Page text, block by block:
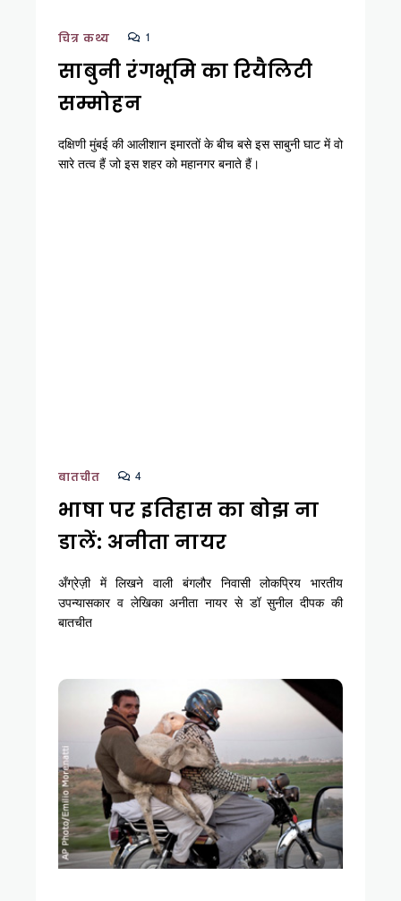
चित्र कथ्य 1
साबुनी रंगभूमि का रियैलिटी
सम्मोहन
दक्षिणी मुंबई की आलीशान इमारतों के बीच बसे इस साबुनी घाट में वो
सारे तत्व हैं जो इस शहर को महानगर बनाते हैं।
बातचीत 4
भाषा पर इतिहास का बोझ ना
डालें: अनीता नायर
अँग्रेज़ी में लिखने वाली बंगलौर निवासी लोकप्रिय भारतीय
उपन्यासकार व लेखिका अनीता नायर से डॉ सुनील दीपक की
बातचीत